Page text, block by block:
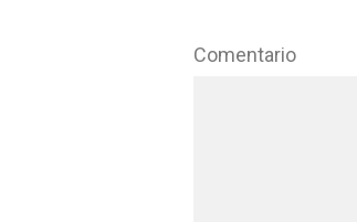
Comentario